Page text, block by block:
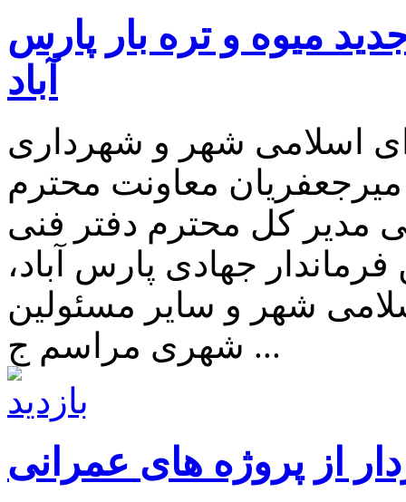
میوه و تره بار پارس
آباد
اسلامی شهر و شهرداری
میرجعفریان معاونت محترم
مدیر کل محترم دفتر فنی
جهادی پارس آباد،
شهر و سایر مسئولین
شهری مراسم ج ...
از پروژه های عمرانی